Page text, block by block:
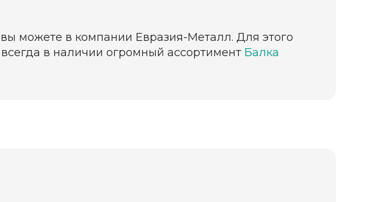
вы можете в компании Евразия-Металл. Для этого
всегда в наличии огромный ассортимент Балка